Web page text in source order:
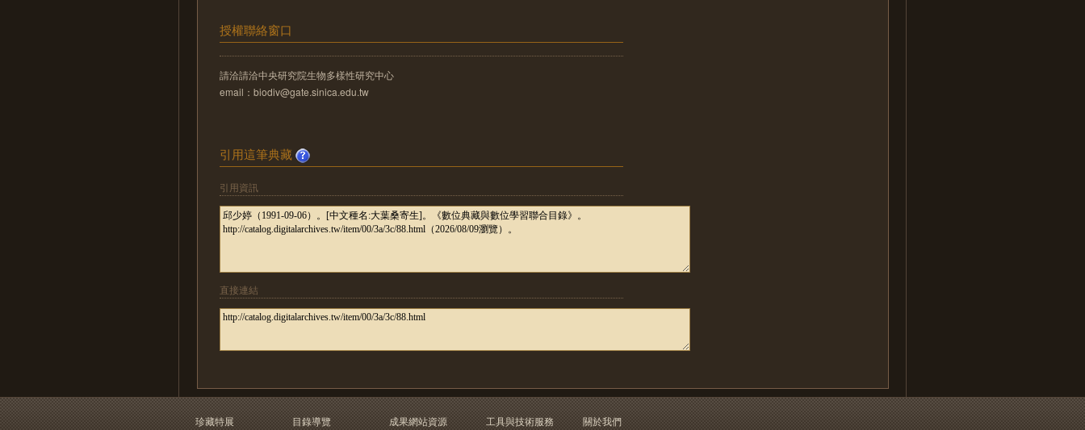
授權聯絡窗口
請洽請洽中央研究院生物多樣性研究中心
email：biodiv@gate.sinica.edu.tw
引用這筆典藏
引用資訊
直接連結
珍藏特展 目錄導覽 成果網站資源 工具與技術服務 關於我們